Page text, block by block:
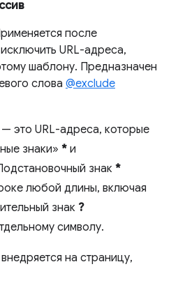
после
URL-адреса,
шаблону. Предназначен
слова @exclude
это URL-адреса, которые
знаки» * и
знак *
любой длины, включая
знак ?
символу.
на страницу,